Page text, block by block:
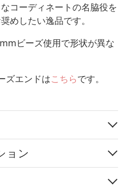
コーディネートの名脇役を
めしたい逸品です。
ビーズ使用で形状が異な
ズエンドはこちらです。
ョン